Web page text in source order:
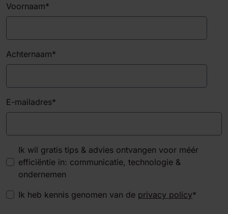
Voornaam*
Achternaam*
E-mailadres*
Ik wil gratis tips & advies ontvangen voor méér
efficiëntie in: communicatie, technologie &
ondernemen
Ik heb kennis genomen van de privacy policy*